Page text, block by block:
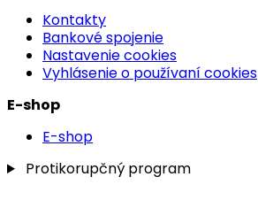
Kontakty
Bankové spojenie
Nastavenie cookies
Vyhlásenie o používaní cookies
E-shop
E-shop
Protikorupčný program